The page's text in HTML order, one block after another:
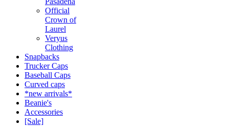
Official
Crown of
Laurel
Veryus
Clothing
Snapbacks
Trucker Caps
Baseball Caps
Curved caps
*new arrivals*
Beanie's
Accessories
[Sale]